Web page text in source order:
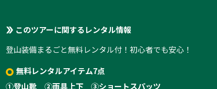
このツアーに関するレンタル情報
登山装備まるごと無料レンタル付！初心者でも安心！
無料レンタルアイテム7点
①登山靴
②雨具上下
③ショートスパッツ